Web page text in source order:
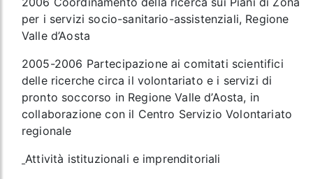
per i servizi socio-sanitario-assistenziali, Regione
Valle d’Aosta
2005-2006 Partecipazione ai comitati scientifici
delle ricerche circa il volontariato e i servizi di
pronto soccorso in Regione Valle d’Aosta, in
collaborazione con il Centro Servizio Volontariato
regionale
Attività istituzionali e imprenditoriali